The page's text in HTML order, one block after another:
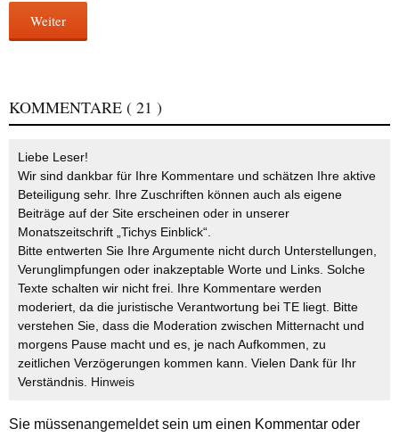
Weiter
KOMMENTARE ( 21 )
Liebe Leser!
Wir sind dankbar für Ihre Kommentare und schätzen Ihre aktive
Beteiligung sehr. Ihre Zuschriften können auch als eigene
Beiträge auf der Site erscheinen oder in unserer
Monatszeitschrift „Tichys Einblick“.
Bitte entwerten Sie Ihre Argumente nicht durch Unterstellungen,
Verunglimpfungen oder inakzeptable Worte und Links. Solche
Texte schalten wir nicht frei. Ihre Kommentare werden
moderiert, da die juristische Verantwortung bei TE liegt. Bitte
verstehen Sie, dass die Moderation zwischen Mitternacht und
morgens Pause macht und es, je nach Aufkommen, zu
zeitlichen Verzögerungen kommen kann. Vielen Dank für Ihr
Verständnis. Hinweis
Sie müssenangemeldetsein um einen Kommentar oder